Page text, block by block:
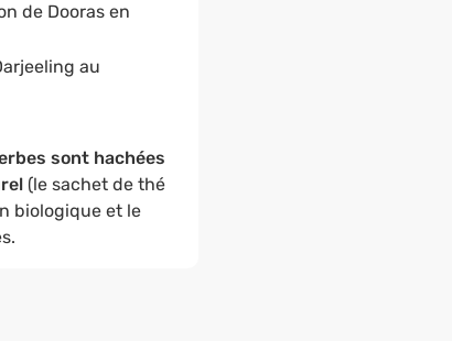
de Dooras en
au
sont hachées
(le sachet de thé
biologique et le